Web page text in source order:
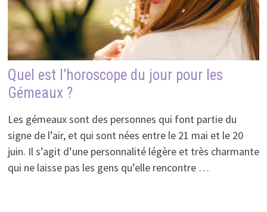
Quel est l’horoscope du jour pour les
Gémeaux ?
Les gémeaux sont des personnes qui font partie du
signe de l’air, et qui sont nées entre le 21 mai et le 20
juin. Il s’agit d’une personnalité légère et très charmante
qui ne laisse pas les gens qu’elle rencontre …